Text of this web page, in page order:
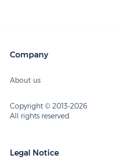
Company
About us
Copyright © 2013-2026
All rights reserved.
Legal Notice